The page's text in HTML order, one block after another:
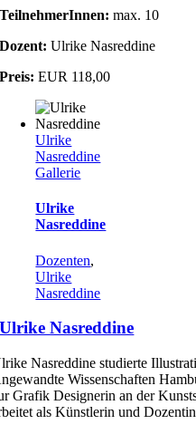
TeilnehmerInnen: max. 10
Dozent: Ulrike Nasreddine
Preis: EUR 118,00
Ulrike
Nasreddine
Gallerie
Ulrike
Nasreddine
Dozenten,
Ulrike
Nasreddine
Ulrike Nasreddine
Nasreddine studierte
Wissenschaften
Grafik Designerin an der
als Künstlerin und